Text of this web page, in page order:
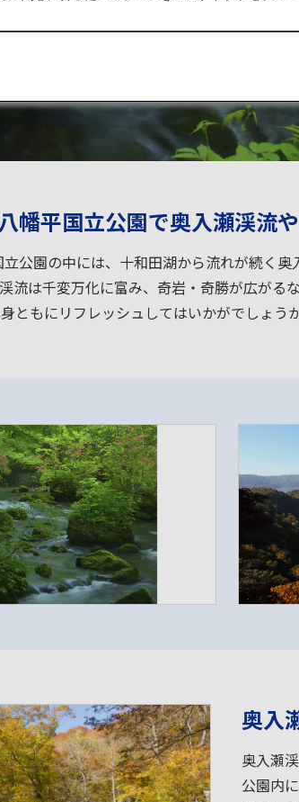
幡平国立公園で奥入瀬渓流
公園の中には、十和田湖から流れが続く
流は千変万化に富み、奇岩・奇勝が広がる
ともにリフレッシュしてはいかがでしょう
奥入
奥入瀬
公園内